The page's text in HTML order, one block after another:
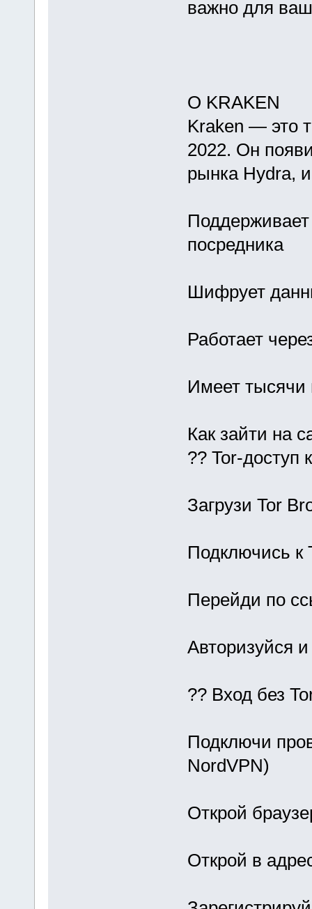
важно для
О KRAKEN
Kraken — это
2022. Он
рынка Hydra,
посредника
Шифрует
Работает
Имеет тысячи
Как зайти на
?? Tor-доступ
Загрузи Tor
Подключись к
Перейди по
Авторизуйся
?? Вход без
Подключи
NordVPN)
Открой
Открой в